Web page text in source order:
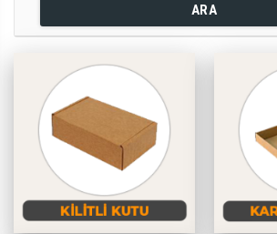
ARA